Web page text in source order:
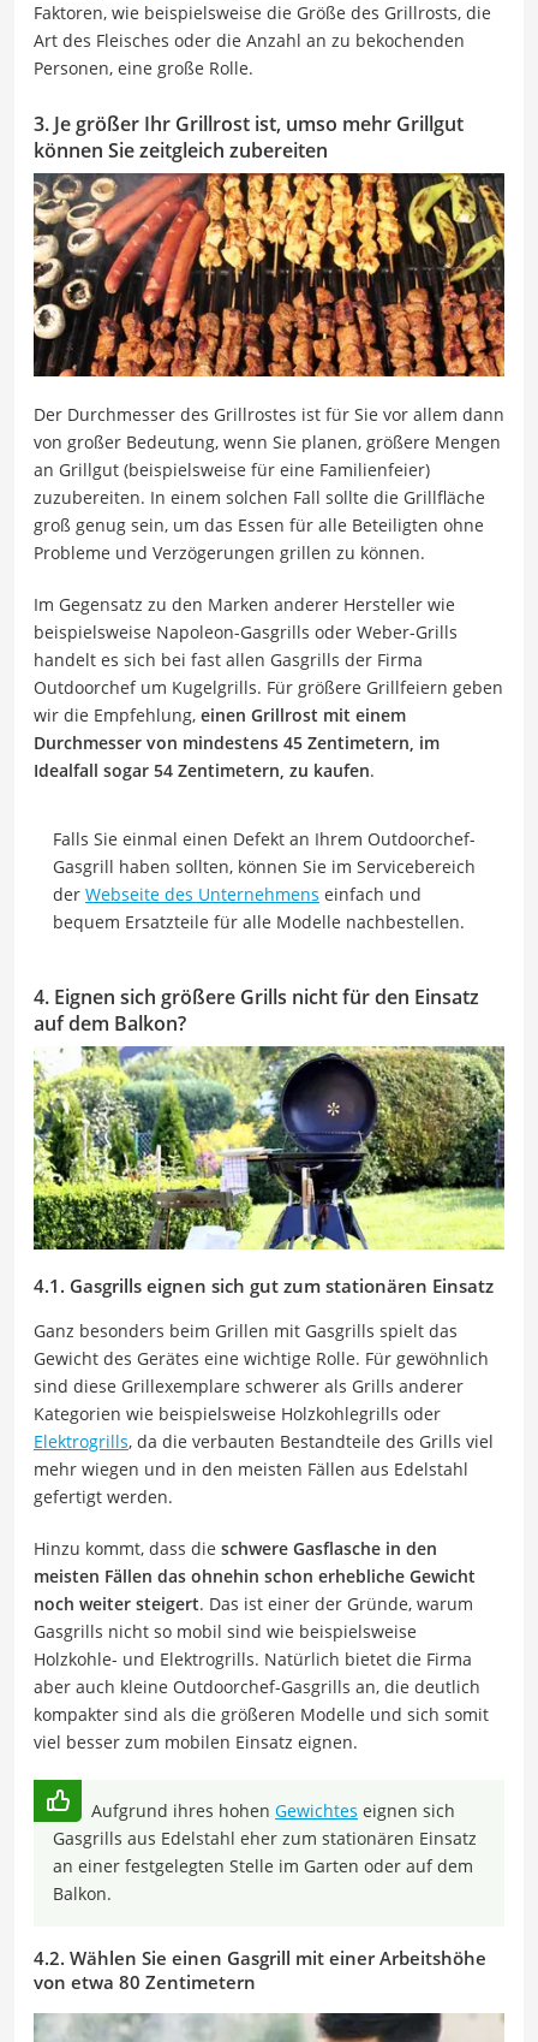
Faktoren, wie beispielsweise die Größe des Grillrosts, die
Art des Fleisches oder die Anzahl an zu bekochenden
Personen, eine große Rolle.
3. Je größer Ihr Grillrost ist, umso mehr Grillgut
können Sie zeitgleich zubereiten
Der Durchmesser des Grillrostes ist für Sie vor allem dann
von großer Bedeutung, wenn Sie planen, größere Mengen
an Grillgut (beispielsweise für eine Familienfeier)
zuzubereiten. In einem solchen Fall sollte die Grillfläche
groß genug sein, um das Essen für alle Beteiligten ohne
Probleme und Verzögerungen grillen zu können.
Im Gegensatz zu den Marken anderer Hersteller wie
beispielsweise Napoleon-Gasgrills oder Weber-Grills
handelt es sich bei fast allen Gasgrills der Firma
Outdoorchef um Kugelgrills. Für größere Grillfeiern geben
wir die Empfehlung, einen Grillrost mit einem
Durchmesser von mindestens 45 Zentimetern, im
Idealfall sogar 54 Zentimetern, zu kaufen.
Falls Sie einmal einen Defekt an Ihrem Outdoorchef-
Gasgrill haben sollten, können Sie im Servicebereich
der Webseite des Unternehmens einfach und
bequem Ersatzteile für alle Modelle nachbestellen.
4. Eignen sich größere Grills nicht für den Einsatz
auf dem Balkon?
4.1. Gasgrills eignen sich gut zum stationären Einsatz
Ganz besonders beim Grillen mit Gasgrills spielt das
Gewicht des Gerätes eine wichtige Rolle. Für gewöhnlich
sind diese Grillexemplare schwerer als Grills anderer
Kategorien wie beispielsweise Holzkohlegrills oder
Elektrogrills, da die verbauten Bestandteile des Grills viel
mehr wiegen und in den meisten Fällen aus Edelstahl
gefertigt werden.
Hinzu kommt, dass die schwere Gasflasche in den
meisten Fällen das ohnehin schon erhebliche Gewicht
noch weiter steigert. Das ist einer der Gründe, warum
Gasgrills nicht so mobil sind wie beispielsweise
Holzkohle- und Elektrogrills. Natürlich bietet die Firma
aber auch kleine Outdoorchef-Gasgrills an, die deutlich
kompakter sind als die größeren Modelle und sich somit
viel besser zum mobilen Einsatz eignen.
Aufgrund ihres hohen Gewichtes eignen sich
Gasgrills aus Edelstahl eher zum stationären Einsatz
an einer festgelegten Stelle im Garten oder auf dem
Balkon.
4.2. Wählen Sie einen Gasgrill mit einer Arbeitshöhe
von etwa 80 Zentimetern